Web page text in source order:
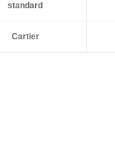
standard
Cartier